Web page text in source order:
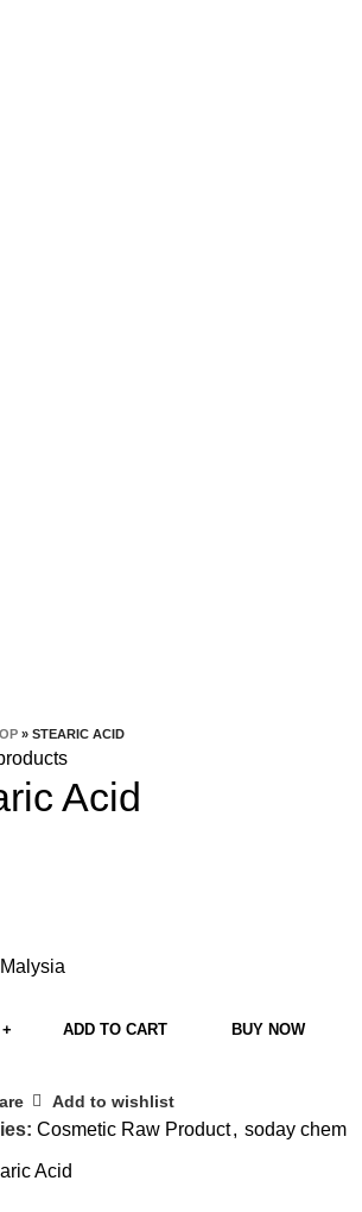
» STEARIC ACID
Acid
ADD TO CART BUY NOW
Add to wishlist
Cosmetic Raw Product, soday chem
Acid